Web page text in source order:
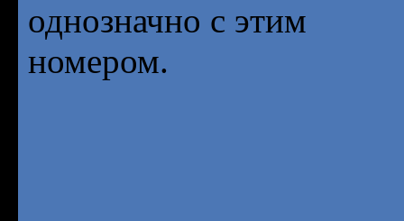
однозначно с этим
номером.